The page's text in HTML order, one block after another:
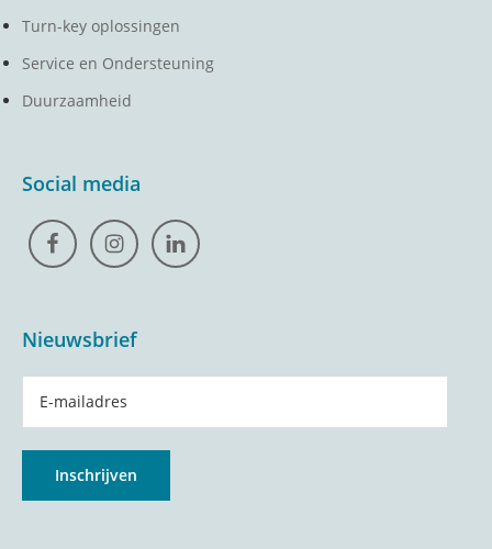
Turn-key oplossingen
Service en Ondersteuning
Duurzaamheid
Social media
Nieuwsbrief